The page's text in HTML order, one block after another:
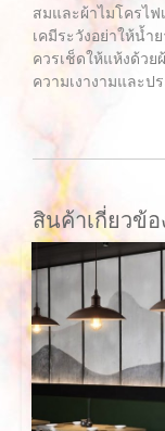
สมและผ้าไมโครไ
เคมีระวังอย่าให้น้
ควรเช็ดให้แห้งด้ว
ความเงางามและป
สินค้าเกี่ยวข้อ